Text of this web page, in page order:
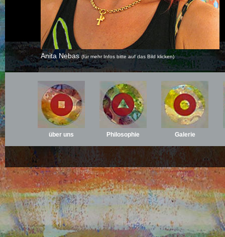
Anita Nebas(für mehr Infos bitte auf das Bild klicken)
über uns Philosophie Galerie